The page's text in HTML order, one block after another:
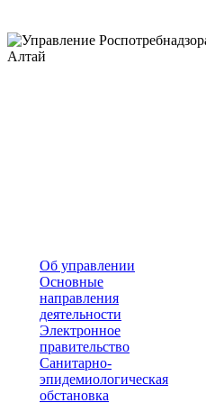
Об управлении
Основные
направления
деятельности
Электронное
правительство
Санитарно-
эпидемиологическая
обстановка